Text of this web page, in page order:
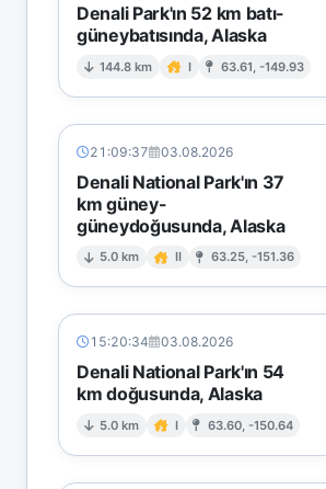
Denali Park'ın 52 km batı-
güneybatısında, Alaska
144.8 km I 63.61, -149.93
21:09:37 03.08.2026
Denali National Park'ın 37
km güney-
güneydoğusunda, Alaska
5.0 km II 63.25, -151.36
15:20:34 03.08.2026
Denali National Park'ın 54
km doğusunda, Alaska
5.0 km I 63.60, -150.64